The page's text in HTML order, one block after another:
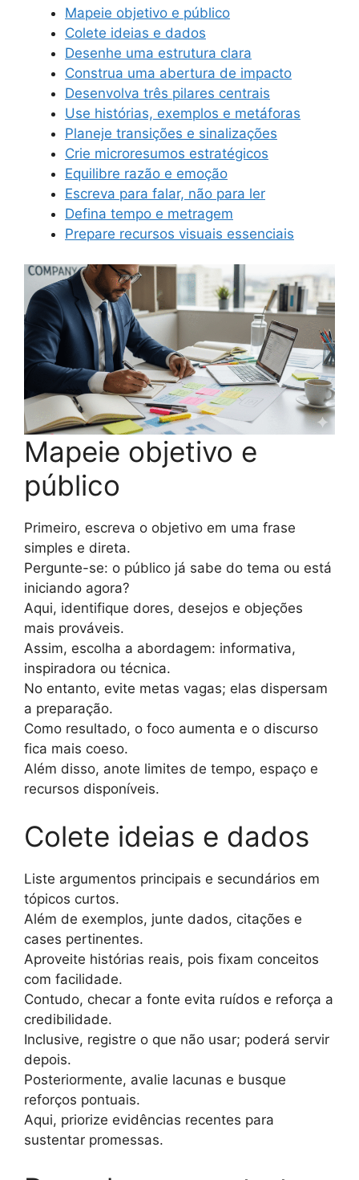
Mapeie objetivo e público
Colete ideias e dados
Desenhe uma estrutura clara
Construa uma abertura de impacto
Desenvolva três pilares centrais
Use histórias, exemplos e metáforas
Planeje transições e sinalizações
Crie microresumos estratégicos
Equilibre razão e emoção
Escreva para falar, não para ler
Defina tempo e metragem
Prepare recursos visuais essenciais
Mapeie objetivo e
público
Primeiro, escreva o objetivo em uma frase
simples e direta.
Pergunte-se: o público já sabe do tema ou está
iniciando agora?
Aqui, identifique dores, desejos e objeções
mais prováveis.
Assim, escolha a abordagem: informativa,
inspiradora ou técnica.
No entanto, evite metas vagas; elas dispersam
a preparação.
Como resultado, o foco aumenta e o discurso
fica mais coeso.
Além disso, anote limites de tempo, espaço e
recursos disponíveis.
Colete ideias e dados
Liste argumentos principais e secundários em
tópicos curtos.
Além de exemplos, junte dados, citações e
cases pertinentes.
Aproveite histórias reais, pois fixam conceitos
com facilidade.
Contudo, checar a fonte evita ruídos e reforça a
credibilidade.
Inclusive, registre o que não usar; poderá servir
depois.
Posteriormente, avalie lacunas e busque
reforços pontuais.
Aqui, priorize evidências recentes para
sustentar promessas.